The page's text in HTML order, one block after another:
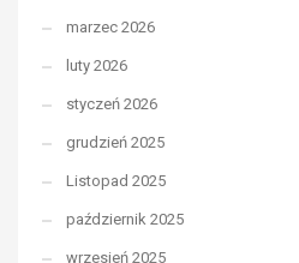
marzec 2026
luty 2026
styczeń 2026
grudzień 2025
Listopad 2025
październik 2025
wrzesień 2025